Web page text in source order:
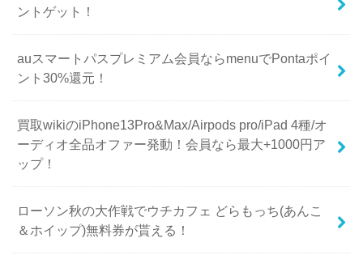
ントゲット！
auスマートパスプレミアム会員ならmenuでPontaポイ
ント30%還元！
買取wikiのiPhone13Pro&Max/Airpods pro/iPad 4種/オ
ーディオ全品オファー発動！会員なら最大+1000円ア
ップ！
ローソン秋の大作戦でウチカフェ どらもっち(あんこ
＆ホイップ)無料券が貰える！